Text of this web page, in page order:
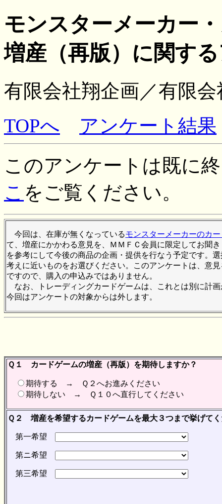
モンスターメーカー
増産 （再版） に関す
有限会社翔企画／有限
TOPへ
アンケート結果
このアンケートは既に
こ をご覧ください。
今回は、在庫が無くなっているモンスターメーカーのカ
て、増産にかかわる意見を、ＭＭＦＣ会員に限定してお聞
を参考にして今後の商品の企画・提供を行なう予定です。
考えに近いものをお選びください。このアンケートは、意
ですので、購入の申込みではありません。
なお、トレーディングカードゲームは、これとは別に計
今回はアンケートの対象からは外します。
Ｑ１ カードゲームの増産（再版）を期待しますか？
期待する → Ｑ２へお進みください
期待しない → Ｑ１０へ直行してください
Ｑ２ 増産を希望するカードゲームを最大３つまで挙げて
第一希望
第ニ希望
第三希望